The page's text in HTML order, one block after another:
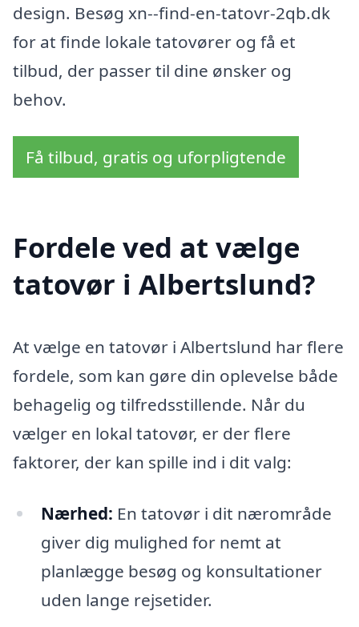
design. Besøg xn--find-en-tatovr-2qb.dk
for at finde lokale tatovører og få et
tilbud, der passer til dine ønsker og
behov.
Få tilbud, gratis og uforpligtende
Fordele ved at vælge
tatovør i Albertslund?
At vælge en tatovør i Albertslund har flere
fordele, som kan gøre din oplevelse både
behagelig og tilfredsstillende. Når du
vælger en lokal tatovør, er der flere
faktorer, der kan spille ind i dit valg:
Nærhed: En tatovør i dit nærområde
giver dig mulighed for nemt at
planlægge besøg og konsultationer
uden lange rejsetider.